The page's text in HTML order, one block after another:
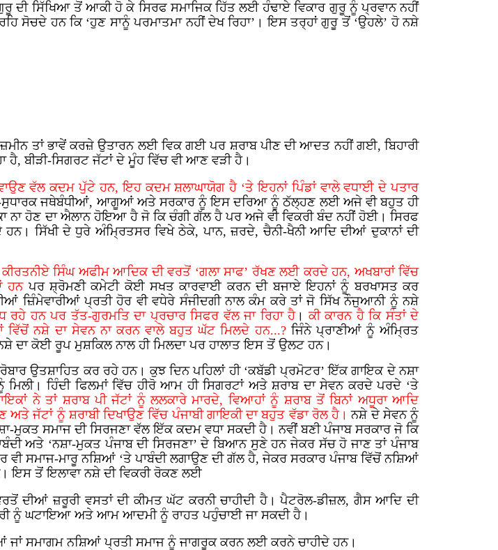
ਦੀ ਸਿੱਖਿਆ ਤੋਂ ਆਕੀ ਹੋ ਕੇ ਸਿਰਫ ਸਮਾਜਿਕ ਹਿੱਤ ਲਈ ਹੰਢਾਏ ਵਿਕਾਰ ਗੁਰੂ ਨੂੰ ਪ੍ਰਵਾਨ ਨਹੀਂ
ਸੋਚਦੇ ਹਨ ਕਿ ‘ਹੁਣ ਸਾਨੂੰ ਪਰਮਾਤਮਾ ਨਹੀਂ ਦੇਖ ਰਿਹਾ’। ਇਸ ਤਰ੍ਹਾਂ ਗੁਰੂ ਤੋਂ ‘ਉਹਲੇ’ ਹੋ ਨਸ਼ੇ
ਤਾਂ ਭਾਵੇਂ ਕਰਜ਼ੇ ਉਤਾਰਨ ਲਈ ਵਿਕ ਗਈ ਪਰ ਸ਼ਰਾਬ ਪੀਣ ਦੀ ਆਦਤ ਨਹੀਂ ਗਈ, ਬਿਹਾਰੀ
ਬੀੜੀ-ਸਿਗਰਟ ਜੱਟਾਂ ਦੇ ਮੂੰਹ ਵਿੱਚ ਵੀ ਆਣ ਵੜੀ ਹੈ।
ਵੱਲ ਕਦਮ ਪੁੱਟੇ ਹਨ, ਇਹ ਕਦਮ ਸ਼ਲਾਘਾਯੋਗ ਹੈ ‘ਤੇ ਇਹਨਾਂ ਪਿੰਡਾਂ ਵਾਲੇ ਵਧਾਈ ਦੇ ਪਤਾਰ
ਸੁਧਾਰਕ ਜਥੇਬੰਧੀਆਂ, ਆਗੂਆਂ ਅਤੇ ਸਰਕਾਰ ਨੂੰ ਇਸ ਦਰਿਆ ਨੂੰ ਠੱਲ੍ਹਣ ਲਈ ਅਜੇ ਵੀ ਬਹੁਤ ਹੀ
ਨਾ ਹੋਣ ਦਾ ਐਲਾਨ ਹੋਇਆ ਹੈ ਜੋ ਕਿ ਚੰਗੀ ਗੱਲ ਹੈ ਪਰ ਅਜੇ ਵੀ ਵਿਕਰੀ ਬੰਦ ਨਹੀਂ ਹੋਈ। ਸਿਰਫ
ਹਨ। ਸਿੱਖੀ ਦੇ ਧੁਰੇ ਅੰਮ੍ਰਿਤਸਰ ਵਿਖੇ ਠੇਕੇ, ਪਾਨ, ਜ਼ਰਦੇ, ਚੈਨੀ-ਖੈਨੀ ਆਦਿ ਦੀਆਂ ਦੁਕਾਨਾਂ ਦੀ
ਸਿੰਘ ਅਫੀਮ ਆਦਿਕ ਦੀ ਵਰਤੋਂ ‘ਗਲਾ ਸਾਫ’ ਰੱਖਣ ਲਈ ਕਰਦੇ ਹਨ, ਅਖਬਾਰਾਂ ਵਿੱਚ
ਹਨਪਰ ਸ਼੍ਰੋਮਣੀ ਕਮੇਟੀ ਕੋਈ ਸਖਤ ਕਾਰਵਾਈ ਕਰਨ ਦੀ ਬਜਾਏ ਇਹਨਾਂ ਨੂੰ ਬਰਖਾਸਤ ਕਰ
ਜ਼ਿੰਮੇਵਾਰੀਆਂ ਪ੍ਰਤੀ ਹੋਰ ਵੀ ਵਧੇਰੇ ਸੰਜੀਦਗੀ ਨਾਲ ਕੰਮ ਕਰੇ ਤਾਂ ਜੋ ਸਿੱਖ ਨੌਜੁਆਨੀ ਨੂੰ ਨਸ਼ੇ
ਰਹੇ ਹਨ ਪਰ ਤੱਤ-ਗੁਰਮਤਿ ਦਾ ਪ੍ਰਚਾਰ ਸਿਫਰ ਵੱਲ ਜਾ ਰਿਹਾ ਹੈ। ਕੀ ਕਾਰਨ ਹੈ ਕਿ ਸੰਤਾਂ ਦੇ
ਵਿੱਚੋਂ ਨਸ਼ੇ ਦਾ ਸੇਵਨ ਨਾ ਕਰਨ ਵਾਲੇ ਬਹੁਤ ਘੱਟ ਮਿਲਦੇ ਹਨ...?ਜਿੰਨੇ ਪ੍ਰਾਣੀਆਂ ਨੂੰ ਅੰਮ੍ਰਿਤ
ਦਾ ਕੋਈ ਰੂਪ ਮੁਸ਼ਕਿਲ ਨਾਲ ਹੀ ਮਿਲਦਾ ਪਰ ਹਾਲਾਤ ਇਸ ਤੋਂ ਉਲਟ ਹਨ।
ਉਤਸ਼ਾਹਿਤ ਕਰ ਰਹੇ ਹਨ। ਕੁਝ ਦਿਨ ਪਹਿਲਾਂ ਹੀ ‘ਕਬੱਡੀ ਪ੍ਰਮੋਟਰ’ ਇੱਕ ਗਾਇਕ ਦੇ ਨਸ਼ਾ
ਹਿੰਦੀ ਫਿਲਮਾਂ ਵਿੱਚ ਹੀਰੋ ਆਮ ਹੀ ਸਿਗਰਟਾਂ ਅਤੇ ਸ਼ਰਾਬ ਦਾ ਸੇਵਨ ਕਰਦੇ ਪਰਦੇ ‘ਤੇ
ਨੇ ਤਾਂ ਸ਼ਰਾਬ ਪੀ ਜੱਟਾਂ ਨੂੰ ਲਲਕਾਰੇ ਮਾਰਦੇ, ਵਿਆਹਾਂ ਨੂੰ ਸ਼ਰਾਬ ਤੋਂ ਬਿਨਾਂ ਅਧੂਰਾ ਆਦਿ
ਜੱਟਾਂ ਨੂੰ ਸ਼ਰਾਬੀ ਦਿਖਾਉਣ ਵਿੱਚ ਪੰਜਾਬੀ ਗਾਇਕੀ ਦਾ ਬਹੁਤ ਵੱਡਾ ਰੋਲ ਹੈ।ਨਸ਼ੇ ਦੇ ਸੇਵਨ ਨੂੰ
ਮੁਕਤ ਸਮਾਜ ਦੀ ਸਿਰਜਣਾ ਵੱਲ ਇੱਕ ਕਦਮ ਵਧਾ ਸਕਦੀ ਹੈ। ਨਵੀਂ ਬਣੀ ਪੰਜਾਬ ਸਰਕਾਰ ਜੋ ਕਿ
ਅਤੇ ‘ਨਸ਼ਾ-ਮੁਕਤ ਪੰਜਾਬ ਦੀ ਸਿਰਜਣਾ’ ਦੇ ਬਿਆਨ ਸੁਣੇ ਹਨ ਜੇਕਰ ਸੱਚ ਹੋ ਜਾਣ ਤਾਂ ਪੰਜਾਬ
ਵੀ ਸਮਾਜ-ਮਾਰੂ ਨਸ਼ਿਆਂ ‘ਤੇ ਪਾਬੰਦੀ ਲਗਾਉਣ ਦੀ ਗੱਲ ਹੈ, ਜੇਕਰ ਸਰਕਾਰ ਪੰਜਾਬ ਵਿੱਚੋਂ ਨਸ਼ਿਆਂ
ਇਸ ਤੋਂ ਇਲਾਵਾ ਨਸ਼ੇ ਦੀ ਵਿਕਰੀ ਰੋਕਣ ਲਈ
ਦੀਆਂ ਜ਼ਰੂਰੀ ਵਸਤਾਂ ਦੀ ਕੀਮਤ ਘੱਟ ਕਰਨੀ ਚਾਹੀਦੀ ਹੈ। ਪੈਟਰੋਲ-ਡੀਜ਼ਲ, ਗੈਸ ਆਦਿ ਦੀ
ਨੂੰ ਘਟਾਇਆ ਅਤੇ ਆਮ ਆਦਮੀ ਨੂੰ ਰਾਹਤ ਪਹੁੰਚਾਈ ਜਾ ਸਕਦੀ ਹੈ।
ਸਮਾਗਮ ਨਸ਼ਿਆਂ ਪ੍ਰਤੀ ਸਮਾਜ ਨੂੰ ਜਾਗਰੂਕ ਕਰਨ ਲਈ ਕਰਨੇ ਚਾਹੀਦੇ ਹਨ।